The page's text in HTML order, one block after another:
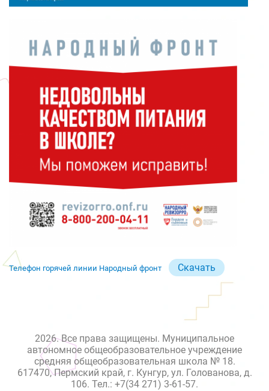
Телефон горячей линии Народный фронт Скачать
2026. Все права защищены. Муниципальное
автономное общеобразовательное учреждение
средняя общеобразовательная школа № 18.
617470, Пермский край, г. Кунгур, ул. Голованова, д.
106. Тел.: +7(34 271) 3-61-57.